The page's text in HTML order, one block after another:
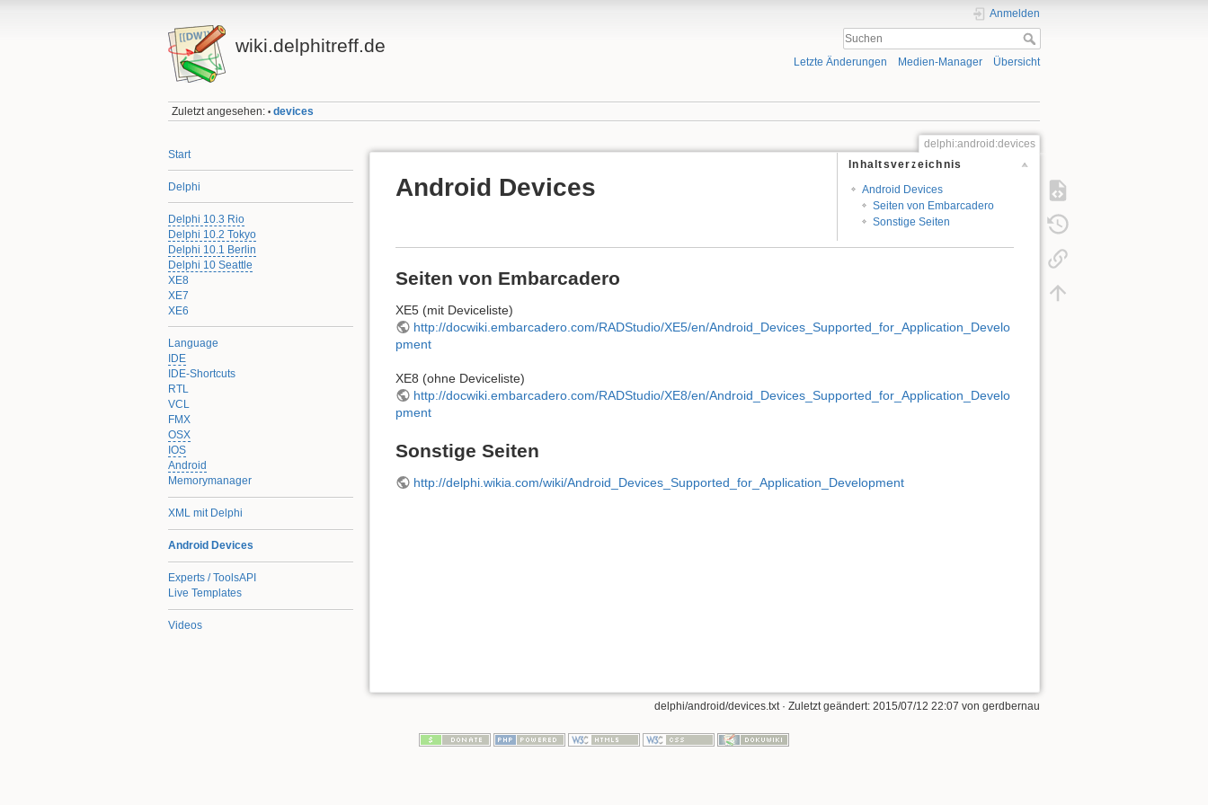
wiki.delphitreff.de
Anmelden
Letzte Änderungen Medien-Manager Übersicht
Zuletzt angesehen: • devices
Start
Delphi
Delphi 10.3 Rio
Delphi 10.2 Tokyo
Delphi 10.1 Berlin
Delphi 10 Seattle
XE8
XE7
XE6
Language
IDE
IDE-Shortcuts
RTL
VCL
FMX
OSX
IOS
Android
Memorymanager
XML mit Delphi
Android Devices
Experts / ToolsAPI
Live Templates
Videos
delphi:android:devices
Inhaltsverzeichnis
Android Devices
Seiten von Embarcadero
Sonstige Seiten
Android Devices
Seiten von Embarcadero
XE5 (mit Deviceliste)
http://docwiki.embarcadero.com/RADStudio/XE5/en/Android_Devices_Supported_for_Application_Develo
pment
XE8 (ohne Deviceliste)
http://docwiki.embarcadero.com/RADStudio/XE8/en/Android_Devices_Supported_for_Application_Develo
pment
Sonstige Seiten
http://delphi.wikia.com/wiki/Android_Devices_Supported_for_Application_Development
delphi/android/devices.txt· Zuletzt geändert: 2015/07/12 22:07 von gerdbernau